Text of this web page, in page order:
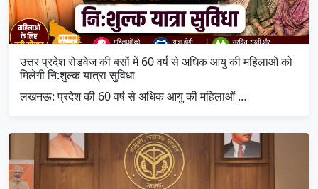
उत्तर प्रदेश रोडवेज की बसों में 60 वर्ष से अधिक आयु की महिलाओं को
मिलेगी नि:शुल्क यात्रा सुविधा
लखनऊ: प्रदेश की 60 वर्ष से अधिक आयु की महिलाओं …